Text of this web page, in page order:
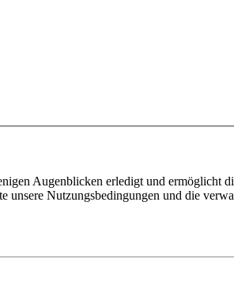
Augenblicken erledigt und ermöglicht
Nutzungsbedingungen und die